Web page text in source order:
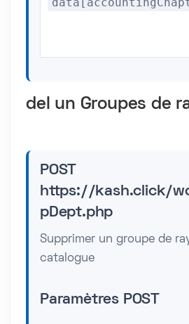
del un Groupes de
POST
https://kash.click/
pDept.php
Supprimer un groupe de
catalogue
Paramètres POST